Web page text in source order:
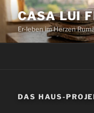
Zum
Inhalt
springen
CASA LUI
Er-leben im Herzen
DAS HAUS-